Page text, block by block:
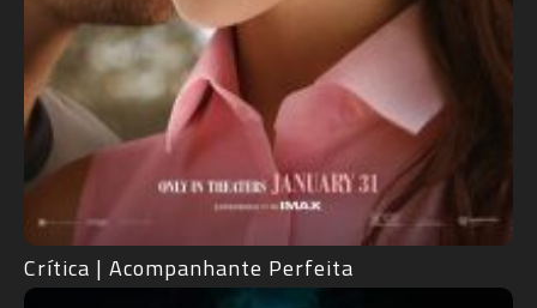
Crítica | Acompanhante Perfeita